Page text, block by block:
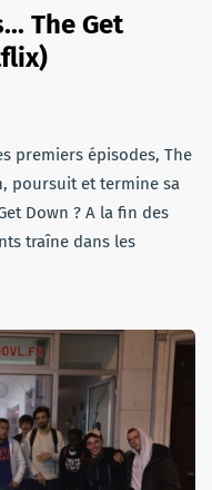
The Get
premiers épisodes, The
poursuit et termine sa
Down ? A la fin des
traîne dans les